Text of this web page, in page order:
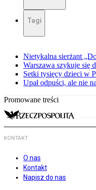
Tagi
Nietykalna sierżant
Warszawa szykuje się
Setki tysięcy dzieci w
Upał odpuści, ale nie
Promowane treści
KONTAKT
O nas
Kontakt
Napisz do nas